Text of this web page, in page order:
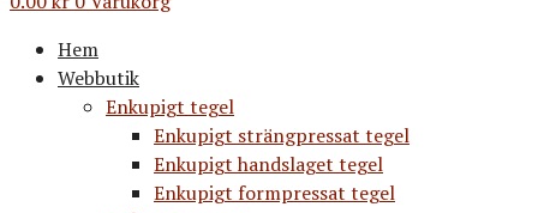
Hem
Webbutik
Enkupigt tegel
Enkupigt strängpressat tegel
Enkupigt handslaget tegel
Enkupigt formpressat tegel